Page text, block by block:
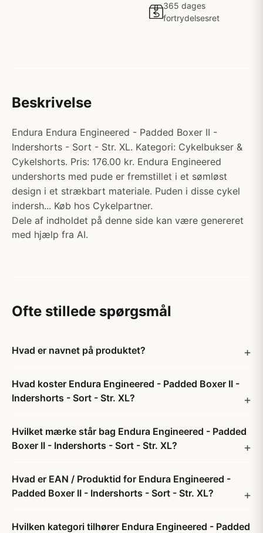
365 dages
fortrydelsesret
Beskrivelse
Endura Endura Engineered - Padded Boxer II -
Indershorts - Sort - Str. XL. Kategori: Cykelbukser &
Cykelshorts. Pris: 176.00 kr. Endura Engineered
undershorts med pude er fremstillet i et sømløst
design i et strækbart materiale. Puden i disse cykel
indersh... Køb hos Cykelpartner.
Dele af indholdet på denne side kan være genereret
med hjælp fra AI.
Ofte stillede spørgsmål
Hvad er navnet på produktet?
Hvad koster Endura Engineered - Padded Boxer II -
Indershorts - Sort - Str. XL?
Hvilket mærke står bag Endura Engineered - Padded
Boxer II - Indershorts - Sort - Str. XL?
Hvad er EAN / Produktid for Endura Engineered -
Padded Boxer II - Indershorts - Sort - Str. XL?
Hvilken kategori tilhører Endura Engineered - Padded